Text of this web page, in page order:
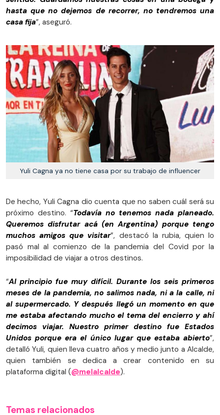
hasta que no dejemos de recorrer, no tendremos una
casa fija”, aseguró.
Yuli Cagna ya no tiene casa por su trabajo de influencer
De hecho, Yuli Cagna dio cuenta que no saben cuál será su
próximo destino. “Todavía no tenemos nada planeado.
Queremos disfrutar acá (en Argentina) porque tengo
muchos amigos que visitar”, destacó la rubia, quien lo
pasó mal al comienzo de la pandemia del Covid por la
imposibilidad de viajar a otros destinos.
“Al principio fue muy difícil. Durante los seis primeros
meses de la pandemia, no salimos nada, ni a la calle, ni
al supermercado. Y después llegó un momento en que
me estaba afectando mucho el tema del encierro y ahí
decimos viajar. Nuestro primer destino fue Estados
Unidos porque era el único lugar que estaba abierto”,
detalló Yuli, quien lleva cuatro años y medio junto a Alcalde,
quien también se dedica a crear contenido en su
plataforma digital (@melalcalde).
Temas relacionados